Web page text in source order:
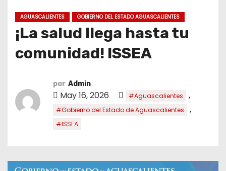
AGUASCALIENTES GOBIERNO DEL ESTADO AGUASCALIENTES
¡La salud llega hasta tu
comunidad! ISSEA
por Admin
May 16, 2026 #Aguascalientes ,
#Gobierno del Estado de Aguascalientes ,
#ISSEA